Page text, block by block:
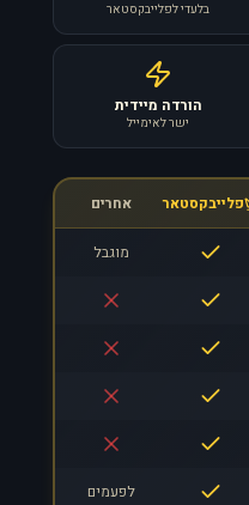
בלעדי לפלייבקסטאר
הורדה מיידית
ישר לאימייל
פלייבקסטאר אחרים
מוגבל
לפעמים